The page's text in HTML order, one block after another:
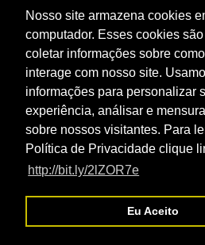
Nosso site armazena cookies
computador. Esses cookies
coletar informações sobre
interage com nosso site.
informações para personalizar
experiência, análisar e
sobre nossos visitantes. Para
Política de Privacidade clique
http://bit.ly/2lZOR7e
Eu Aceito
.
Estância Ecológica Sesc
SesClin – Sesc Saúde (95)
Sesc Empresas – (95)
Links